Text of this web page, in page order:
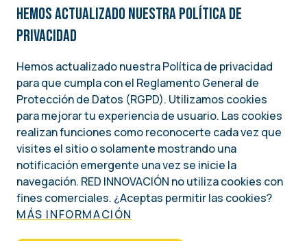
Image
Una iniciativa del
INSTITUTO NACIONAL DEMÓCRATA PARA ASUNTOS INTERNACIONALES (NDI)
Social
Hemos actualizado nuestra Política de
privacidad
Hemos actualizado nuestra Política de privacidad
para que cumpla con el Reglamento General de
Protección de Datos (RGPD). Utilizamos cookies
para mejorar tu experiencia de usuario. Las cookies
realizan funciones como reconocerte cada vez que
visites el sitio o solamente mostrando una
notificación emergente una vez se inicie la
navegación. RED INNOVACIÓN no utiliza cookies con
fines comerciales. ¿Aceptas permitir las cookies?
MÁS INFORMACIÓN